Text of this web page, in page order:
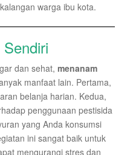
warga ibu kota.
dan sehat, menanam
manfaat lain. Pertama,
belanja harian. Kedua,
penggunaan pestisida
yang Anda konsumsi
ini sangat baik untuk
mengurangi stres dan